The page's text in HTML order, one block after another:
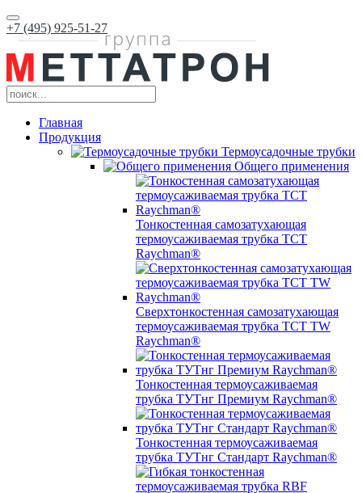
+7 (495) 925-51-27
Главная
Продукция
Термоусадочные трубки
Общего применения
Тонкостенная самозатухающая
термоусаживаемая трубка ТCT
Raychman®
Сверхтонкостенная самозатухающая
термоусаживаемая трубка ТCT TW
Raychman®
Тонкостенная термоусаживаемая
трубка ТУТнг Премиум Raychman®
Тонкостенная термоусаживаемая
трубка ТУТнг Стандарт Raychman®